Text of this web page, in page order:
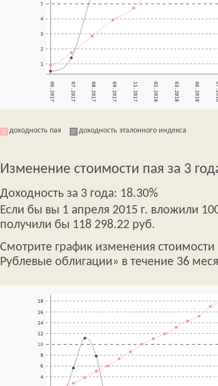
доходность пая доходность эталонного индекса
Изменение стоимости пая за 3
Доходность за 3 года: 18.30%
Если бы вы 1 апреля 2015 г. вложили
получили бы 118 298.22 руб.
Смотрите график изменения стоимости
Рублевые облигации» в течение 36